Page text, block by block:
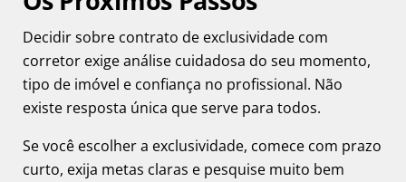
Decidir sobre contrato de exclusividade com
corretor exige análise cuidadosa do seu momento,
tipo de imóvel e confiança no profissional. Não
existe resposta única que serve para todos.
Se você escolher a exclusividade, comece com prazo
curto, exija metas claras e pesquise muito bem